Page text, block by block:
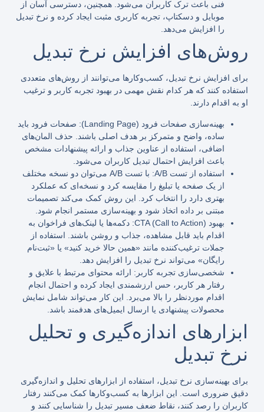
فنی باعث ترک کاربران می‌شود. همچنین، دسترسی آسان از
موبایل و دسکتاپ، تجربه کاربری مثبت ایجاد کرده و نرخ تبدیل
را افزایش می‌دهد.
روش‌های افزایش نرخ تبدیل
برای افزایش نرخ تبدیل، کسب‌وکارها می‌توانند از روش‌های متعددی
استفاده کنند که هر کدام نقش مهمی در بهبود تجربه کاربر و ترغیب
او به اقدام دارند.
بهینه‌سازی صفحات فرود (Landing Page): صفحات فرود باید
ساده، واضح و متمرکز بر هدف اصلی باشند. حذف المان‌های
اضافی، استفاده از عناوین جذاب و ارائه پیشنهادات مشخص
باعث افزایش احتمال تبدیل کاربران می‌شود.
استفاده از تست A/B: با تست A/B می‌توان دو نسخه مختلف
از یک صفحه یا تبلیغ را مقایسه کرد و نسخه‌ای که عملکرد
بهتری دارد را انتخاب کرد. این روش کمک می‌کند تصمیمات
مبتنی بر داده اتخاذ شود و بهینه‌سازی مستمر انجام شود.
بهبود CTA (Call to Action): دکمه‌ها یا لینک‌های فراخوان به
اقدام باید قابل مشاهده، جذاب و روشن باشند. استفاده از
جملات ترغیب‌کننده مانند «همین حالا خرید کنید» یا «ثبت‌نام
رایگان» می‌تواند نرخ تبدیل را افزایش دهد.
شخصی‌سازی تجربه کاربر: ارائه محتوای مرتبط با علایق و
رفتار هر کاربر، حس ارزشمندی ایجاد کرده و احتمال انجام
اقدام موردنظر را بالا می‌برد. این کار می‌تواند شامل نمایش
محصولات پیشنهادی یا ارسال ایمیل‌های هدفمند باشد.
ابزارهای اندازه‌گیری و تحلیل
نرخ تبدیل
برای بهینه‌سازی نرخ تبدیل، استفاده از ابزارهای تحلیل و اندازه‌گیری
دقیق ضروری است. این ابزارها به کسب‌وکارها کمک می‌کنند رفتار
کاربران را رصد کنند، نقاط ضعف مسیر تبدیل را شناسایی کنند و